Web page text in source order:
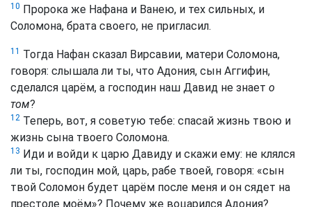
10 Пророка же Нафана и Ванею, и тех сильных, и
Соломона, брата своего, не пригласил.
11 Тогда Нафан сказал Вирсавии, матери Соломона,
говоря: слышала ли ты, что Адония, сын Аггифин,
сделался царём, а господин наш Давид не знает о
том?
12 Теперь, вот, я советую тебе: спасай жизнь твою и
жизнь сына твоего Соломона.
13 Иди и войди к царю Давиду и скажи ему: не клялся
ли ты, господин мой, царь, рабе твоей, говоря: «сын
твой Соломон будет царём после меня и он сядет на
престоле моём»? Почему же воцарился Адония?